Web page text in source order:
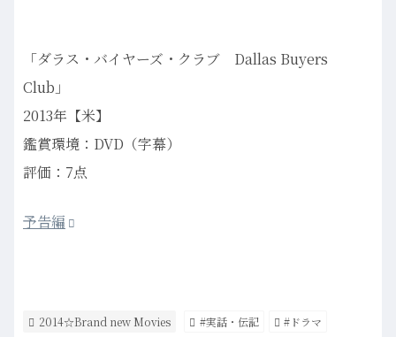
「ダラス・バイヤーズ・クラブ Dallas Buyers
Club」
2013年【米】
鑑賞環境：DVD（字幕）
評価：7点
予告編
2014☆Brand new Movies #実話・伝記 #ドラマ